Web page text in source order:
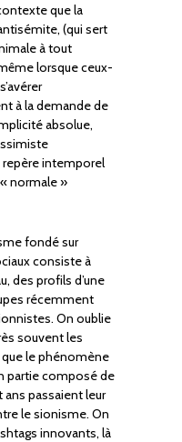
que la
(qui sert
à tout
lorsque ceux-
à la demande de
absolue,
repère intemporel
normale »
fondé sur
consiste à
des profils d’une
récemment
On oublie
souvent les
le phénomène
partie composé de
ans passaient leur
le sionisme. On
innovants, là